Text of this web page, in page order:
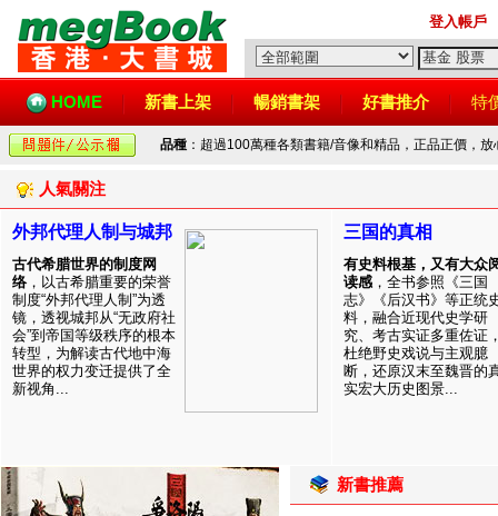
登入帳戶
HOME 新書上架 暢銷書架 好書推介 特
品種 ：超過100萬種各類書籍/音像和精品，正品正價，
人氣關注
外邦代理人制与城邦
古代希腊世界的制度网
络 ，以古希腊重要的荣誉
制度“外邦代理人制”为透
镜，透视城邦从“无政府社
会”到帝国等级秩序的根本
转型，为解读古代地中海
世界的权力变迁提供了全
新视角...
三国的真相
有史料根基，又有大众
读感 ，全书参照《三国
志》《后汉书》等正统
料，融合近现代史学研
究、考古实证多重佐证
杜绝野史戏说与主观臆
断，还原汉末至魏晋的
实宏大历史图景...
新書推薦